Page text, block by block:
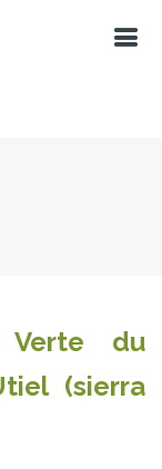
Verte du
(sierra